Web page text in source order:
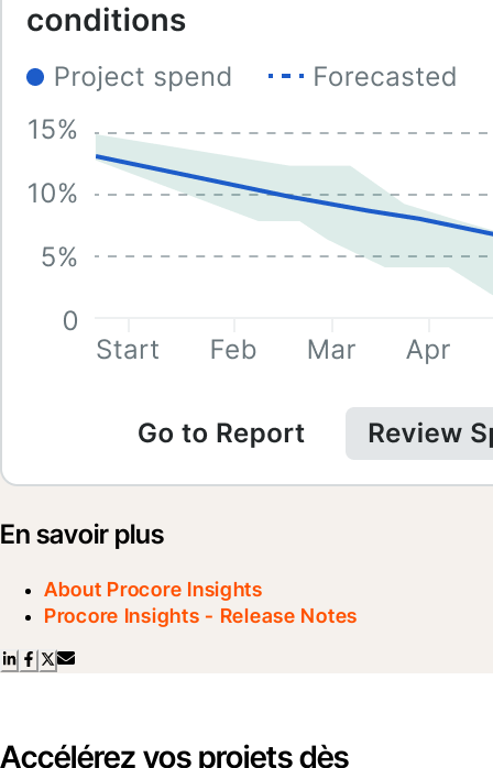
En savoir plus
About Procore Insights
Procore Insights - Release Notes
Accélérez vos projets dès